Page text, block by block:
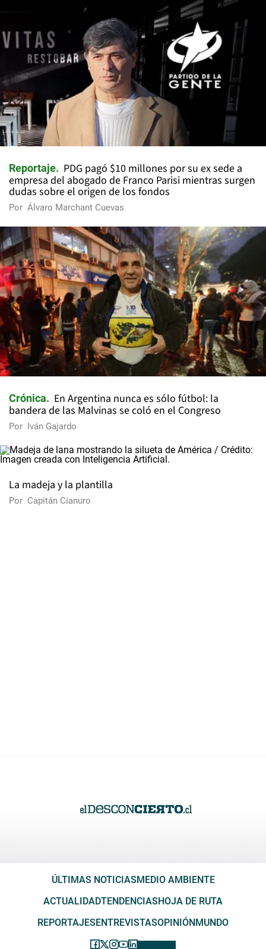
Reportaje
PDG pagó $10 millones por su ex sede a
empresa del abogado de Franco Parisi mientras surgen
dudas sobre el origen de los fondos
Por Álvaro Marchant Cuevas
Crónica
En Argentina nunca es sólo fútbol: la
bandera de las Malvinas se coló en el Congreso
Por Iván Gajardo
La madeja y la plantilla
Por Capitán Cianuro
ÚLTIMAS NOTICIASMEDIO AMBIENTE
ACTUALIDADTENDENCIASHOJA DE RUTA
REPORTAJESENTREVISTASOPINIÓNMUNDO